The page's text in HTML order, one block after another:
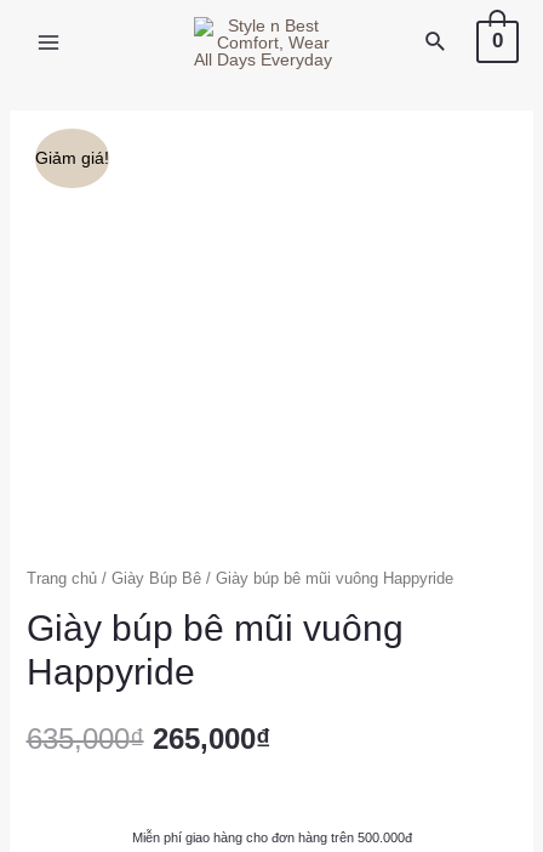
0
Giảm giá!
Trang chủ/ Giày Búp Bê/ Giày búp bê mũi vuông Happyride
Giày búp bê mũi vuông
Happyride
635,000₫ 265,000₫
Miễn phí giao hàng cho đơn hàng trên 500.000đ